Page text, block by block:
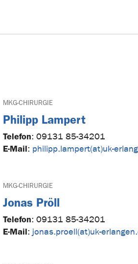
MKG-CHIRURGIE
Philipp Lampert
Telefon: 09131 85-34201
E-Mail: philipp.lampert(at)uk-
MKG-CHIRURGIE
Jonas Pröll
Telefon: 09131 85-34201
E-Mail: jonas.proell(at)uk-